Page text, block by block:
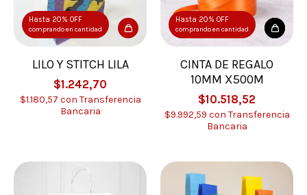
Hasta 20% OFF
comprando en cantidad
LILO Y STITCH LILA
$1.242,70
$1.180,57 con Transferencia
Bancaria
Hasta 20% OFF
comprando en cantidad
CINTA DE REGALO
10MM X500M
$10.518,52
$9.992,59 con Transferencia
Bancaria